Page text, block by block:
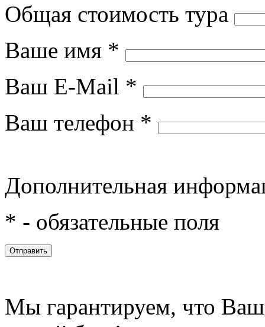
Общая стоимость тура
Ваше имя *
Ваш E-Mail *
Ваш телефон *
Дополнительная
* - обязательные поля
Мы гарантируем, что